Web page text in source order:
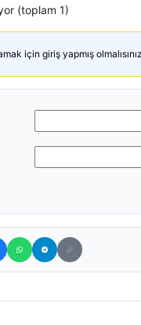
(toplam 1)
için giriş yapmış